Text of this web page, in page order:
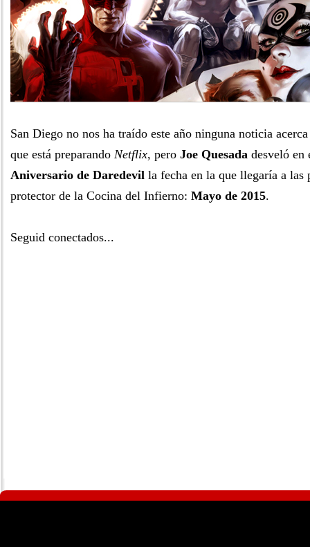
San Diego no nos ha traído este año ninguna noticia
que está preparando Netflix, pero Joe Quesada desveló
Aniversario de Daredevil la fecha en la que llegaría a las
protector de la Cocina del Infierno: Mayo de 2015.
Seguid conectados...